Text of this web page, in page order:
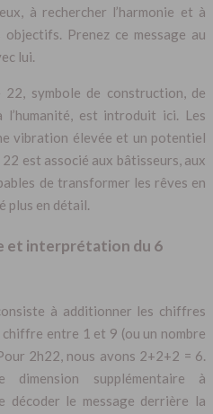
à rechercher l’harmonie et à
Prenez ce message au
lui.
symbole de construction, de
est introduit ici. Les
vibration élevée et un potentiel
est associé aux bâtisseurs, aux
de transformer les rêves en
plus en détail.
et interprétation du 6
à additionner les chiffres
chiffre entre 1 et 9 (ou un nombre
2h22, nous avons 2+2+2 = 6.
supplémentaire à
décoder le message derrière la